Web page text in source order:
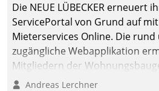
Die NEUE LÜBECKER erneuert
ServicePortal von Grund auf
Mieterservices Online. Die
zugängliche Webapplikation
Mitgliedern der
Kontaktaufnahme per
Andreas Lerchner